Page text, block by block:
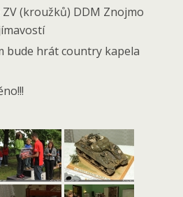
(kroužků) DDM Znojmo
bude hrát country kapela